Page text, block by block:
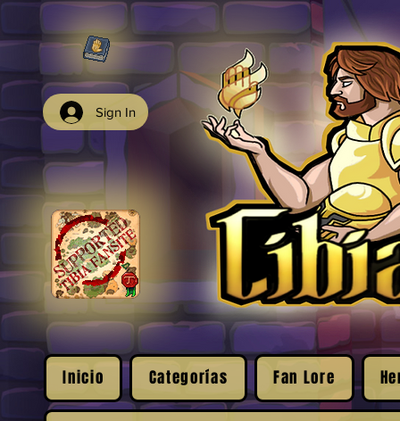
Sign In
Inicio Categorías Fan Lore